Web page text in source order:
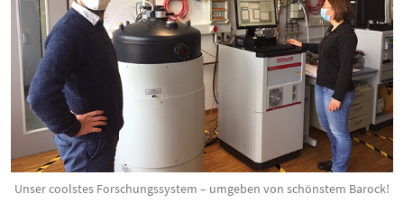
Unser coolstes Forschungssystem – umgeben von schönstem Barock!